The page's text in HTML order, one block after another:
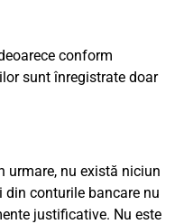
conform
sunt înregistrate doar
urmare, nu există niciun
din conturile bancare nu
justificative. Nu este